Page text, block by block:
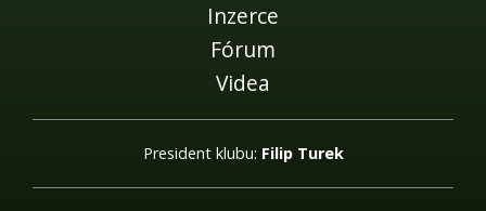
Inzerce
Fórum
Videa
President klubu: Filip Turek